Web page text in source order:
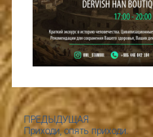
ПРЕДЫДУЩАЯ
Приходи, опять приходи.